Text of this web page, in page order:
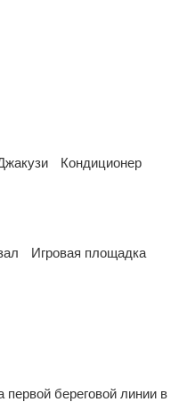
Кондиционер
Игровая площадка
береговой линии в